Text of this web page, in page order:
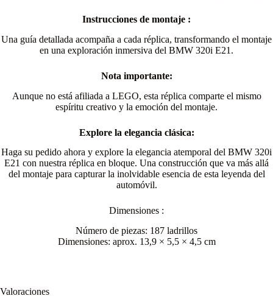
Instrucciones de montaje :
Una guía detallada acompaña a cada réplica, transformando el montaje
en una exploración inmersiva del BMW 320i E21.
Nota importante:
Aunque no está afiliada a LEGO, esta réplica comparte el mismo
espíritu creativo y la emoción del montaje.
Explore la elegancia clásica:
Haga su pedido ahora y explore la elegancia atemporal del BMW 320i
E21 con nuestra réplica en bloque. Una construcción que va más allá
del montaje para capturar la inolvidable esencia de esta leyenda del
automóvil.
Dimensiones :
Número de piezas: 187 ladrillos
Dimensiones: aprox. 13,9 × 5,5 × 4,5 cm
Valoraciones